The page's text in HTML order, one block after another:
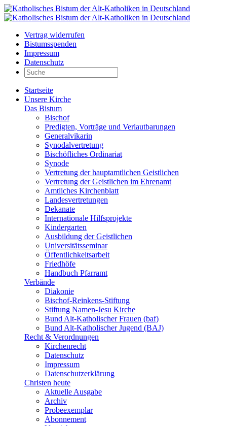
Vertrag widerrufen
Bistumsspenden
Impressum
Datenschutz
Startseite
Unsere Kirche
Das Bistum
Bischof
Predigten, Vorträge und Verlautbarungen
Generalvikarin
Synodalvertretung
Bischöfliches Ordinariat
Synode
Vertretung der hauptamtlichen Geistlichen
Vertretung der Geistlichen im Ehrenamt
Amtliches Kirchenblatt
Landesvertretungen
Dekanate
Internationale Hilfsprojekte
Kindergarten
Ausbildung der Geistlichen
Universitätsseminar
Öffentlichkeitsarbeit
Friedhöfe
Handbuch Pfarramt
Verbände
Diakonie
Bischof-Reinkens-Stiftung
Stiftung Namen-Jesu Kirche
Bund Alt-Katholischer Frauen (baf)
Bund Alt-Katholischer Jugend (BAJ)
Recht & Verordnungen
Kirchenrecht
Datenschutz
Impressum
Datenschutzerklärung
Christen heute
Aktuelle Ausgabe
Archiv
Probeexemplar
Abonnement